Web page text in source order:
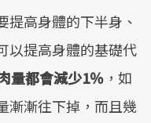
提高身體的下半身、
以提高身體的基礎代
量都會減少1％ ，如
漸漸往下掉，而且幾